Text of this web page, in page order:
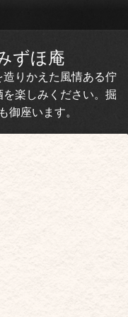
ずほ庵
造りかえた風情ある佇
楽しみください。掘
御座います。